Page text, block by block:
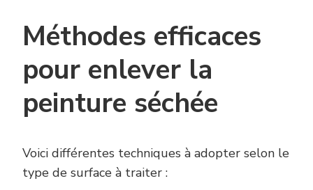
Méthodes efficaces
pour enlever la
peinture séchée
Voici différentes techniques à adopter selon le
type de surface à traiter :